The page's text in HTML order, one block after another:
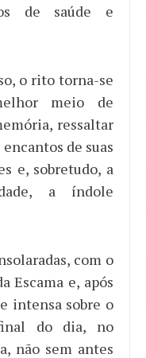
de saúde e
o rito torna-se
meio de
ressaltar
de suas
e, sobretudo, a
a índole
com o
Escama e, após
intensa sobre o
do dia, no
não sem antes